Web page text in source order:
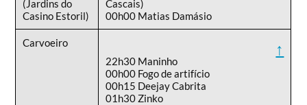
(Jardins do
Casino Estoril)
Cascais)
00h00 Matias Damásio
Carvoeiro ↑
22h30 Maninho
00h00 Fogo de artifício
00h15 Deejay Cabrita
01h30 Zinko